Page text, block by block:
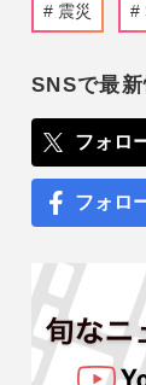
震災
SNSで最新
フォロ
フォロ